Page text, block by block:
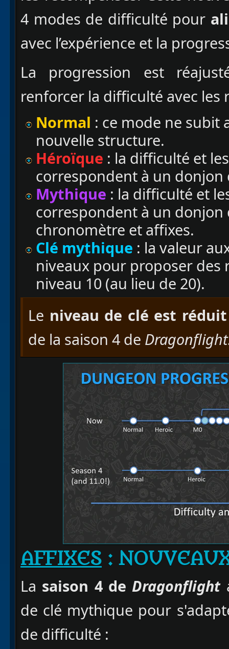
4 modes de difficulté pour
avec l’expérience et la
La progression est
renforcer la difficulté avec les
Normal : ce mode ne subit
nouvelle structure.
Héroïque : la difficulté et
correspondent à un
Mythique : la difficulté et
correspondent à un
chronomètre et affixes.
Clé mythique : la valeur
niveaux pour proposer des
niveau 10 (au lieu de 20).
Le niveau de clé est
de la saison 4 de
AFFIXES :
La saison 4 deDragonflight
de clé mythique pour
de difficulté :